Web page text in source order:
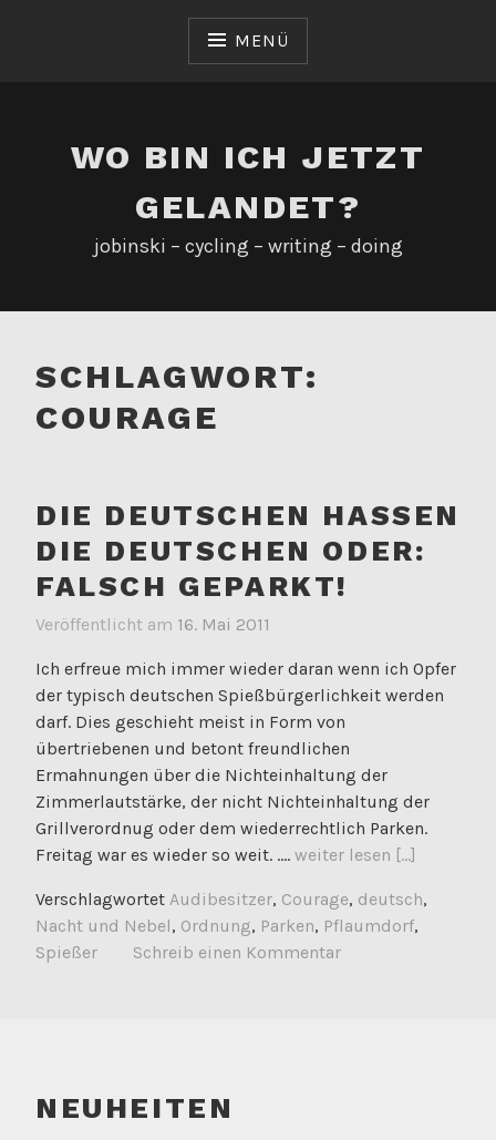
MENÜ
WO BIN ICH JETZT
GELANDET?
jobinski – cycling – writing – doing
SCHLAGWORT:
COURAGE
DIE DEUTSCHEN HASSEN
DIE DEUTSCHEN ODER:
FALSCH GEPARKT!
Veröffentlicht am 16. Mai 2011
Ich erfreue mich immer wieder daran wenn ich Opfer
der typisch deutschen Spießbürgerlichkeit werden
darf. Dies geschieht meist in Form von
übertriebenen und betont freundlichen
Ermahnungen über die Nichteinhaltung der
Zimmerlautstärke, der nicht Nichteinhaltung der
Grillverordnug oder dem wiederrechtlich Parken.
Freitag war es wieder so weit. .... weiter lesen [...]
Verschlagwortet Audibesitzer, Courage, deutsch,
Nacht und Nebel, Ordnung, Parken, Pflaumdorf,
Spießer
Schreib einen Kommentar
NEUHEITEN